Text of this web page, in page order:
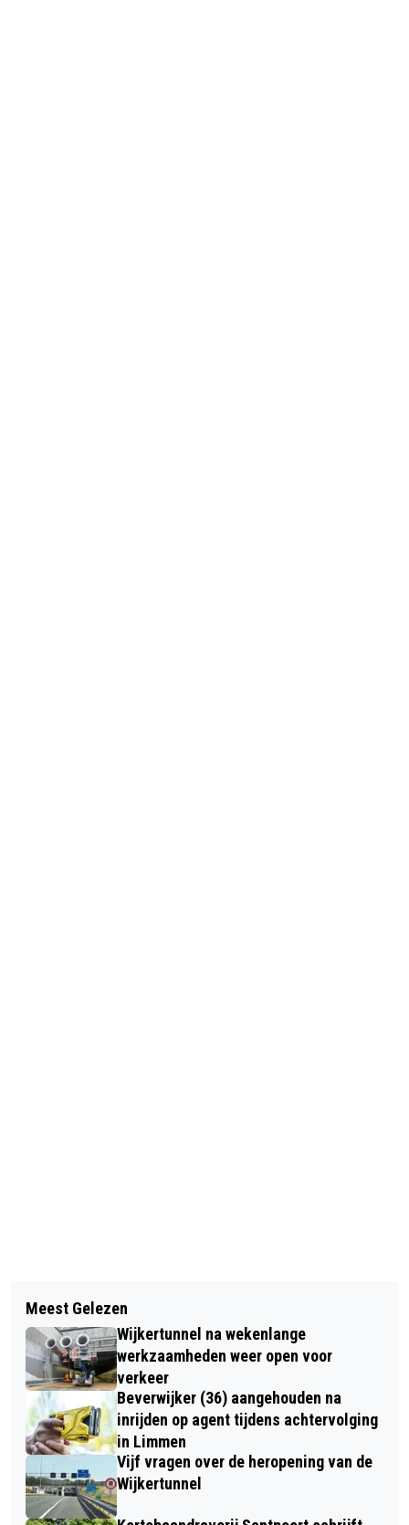
KUNST IN KENNEMERLAND “ROMEINS
FRIES AARDEWERK”
RIJKSWATERSTAAT NOG EEN WEEK
BEZIG MET AANBRENGEN 400.000 M3
ZAND OP STRAND HEEMSKERK
Meest Gelezen
Wijkertunnel na wekenlange
werkzaamheden weer open voor
verkeer
Beverwijker (36) aangehouden na
inrijden op agent tijdens achtervolging
in Limmen
Vijf vragen over de heropening van de
Wijkertunnel